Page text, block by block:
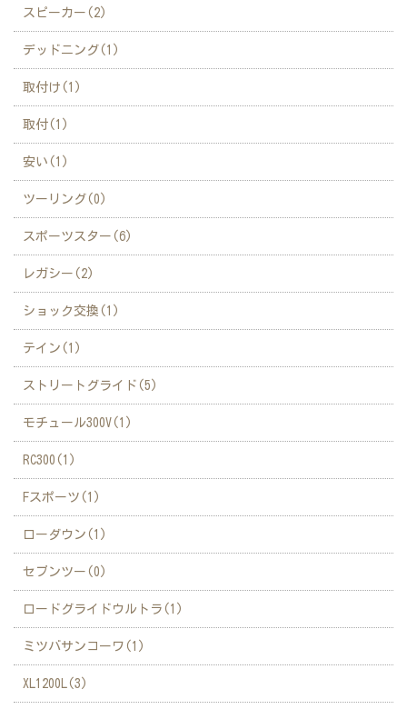
スピーカー(2)
デッドニング(1)
取付け(1)
取付(1)
安い(1)
ツーリング(0)
スポーツスター(6)
レガシー(2)
ショック交換(1)
テイン(1)
ストリートグライド(5)
モチュール300V(1)
RC300(1)
Fスポーツ(1)
ローダウン(1)
セブンツー(0)
ロードグライドウルトラ(1)
ミツバサンコーワ(1)
XL1200L(3)